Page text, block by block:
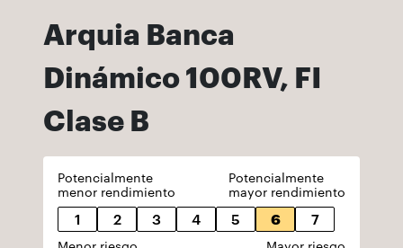
Arquia Banca
Dinámico 100RV, FI
Clase B
Potencialmente
menor rendimiento
Potencialmente
mayor rendimiento
1 2 3 4 5 6 7